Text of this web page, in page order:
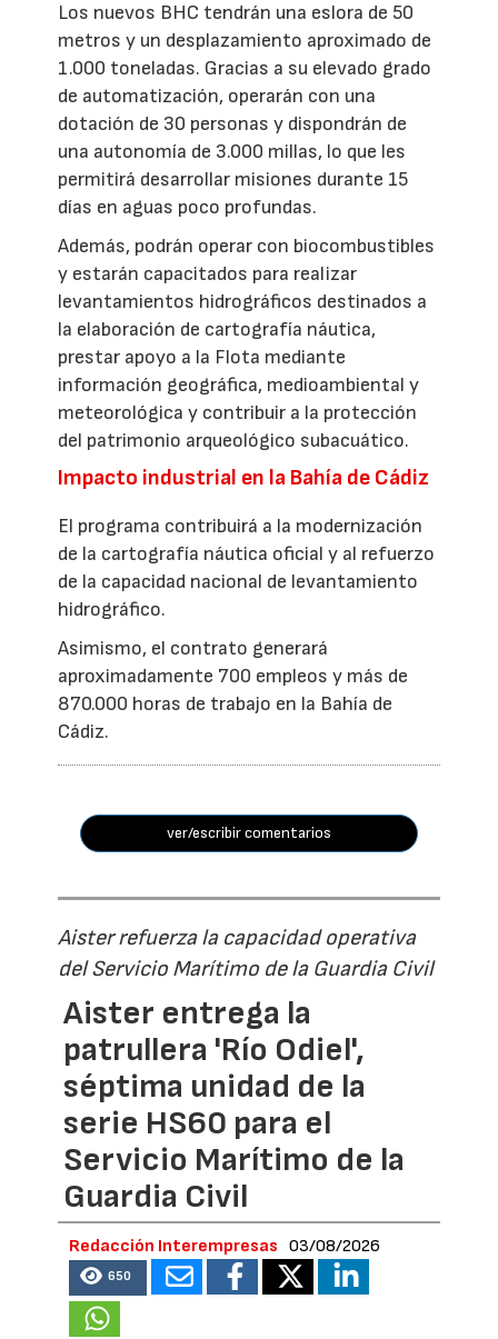
Los nuevos BHC tendrán una eslora de 50
metros y un desplazamiento aproximado de
1.000 toneladas. Gracias a su elevado grado
de automatización, operarán con una
dotación de 30 personas y dispondrán de
una autonomía de 3.000 millas, lo que les
permitirá desarrollar misiones durante 15
días en aguas poco profundas.
Además, podrán operar con biocombustibles
y estarán capacitados para realizar
levantamientos hidrográficos destinados a
la elaboración de cartografía náutica,
prestar apoyo a la Flota mediante
información geográfica, medioambiental y
meteorológica y contribuir a la protección
del patrimonio arqueológico subacuático.
Impacto industrial en la Bahía de Cádiz
El programa contribuirá a la modernización
de la cartografía náutica oficial y al refuerzo
de la capacidad nacional de levantamiento
hidrográfico.
Asimismo, el contrato generará
aproximadamente 700 empleos y más de
870.000 horas de trabajo en la Bahía de
Cádiz.
ver/escribir comentarios
Aister refuerza la capacidad operativa
del Servicio Marítimo de la Guardia Civil
Aister entrega la
patrullera 'Río Odiel',
séptima unidad de la
serie HS60 para el
Servicio Marítimo de la
Guardia Civil
Redacción Interempresas 03/08/2026
650